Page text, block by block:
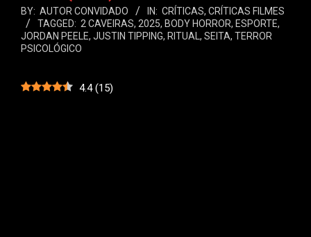
BY: AUTOR CONVIDADO IN: CRÍTICAS, CRÍTICAS FILMES
TAGGED: 2 CAVEIRAS, 2025, BODY HORROR, ESPORTE,
JORDAN PEELE, JUSTIN TIPPING, RITUAL, SEITA, TERROR
PSICOLÓGICO
4.4 (15)